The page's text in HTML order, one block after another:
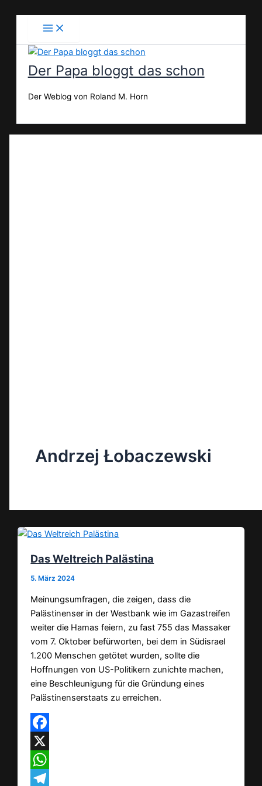
Der Papa bloggt das schon
Der Weblog von Roland M. Horn
Andrzej Łobaczewski
Das Weltreich Palästina
5. März 2024
Meinungsumfragen, die zeigen, dass die
Palästinenser in der Westbank wie im Gazastreifen
weiter die Hamas feiern, zu fast 755 das Massaker
vom 7. Oktober befürworten, bei dem in Südisrael
1.200 Menschen getötet wurden, sollte die
Hoffnungen von US-Politikern zunichte machen,
eine Beschleunigung für die Gründung eines
Palästinenserstaats zu erreichen.
Facebook
X
WhatsApp